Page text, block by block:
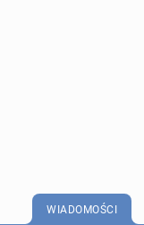
WIADOMOŚCI